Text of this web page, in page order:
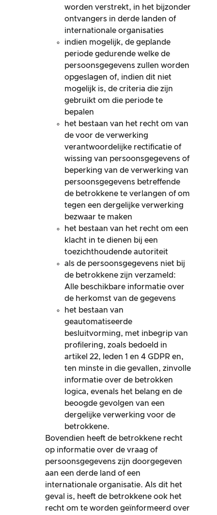
worden verstrekt, in het bijzonder
ontvangers in derde landen of
internationale organisaties
indien mogelijk, de geplande
periode gedurende welke de
persoonsgegevens zullen worden
opgeslagen of, indien dit niet
mogelijk is, de criteria die zijn
gebruikt om die periode te
bepalen
het bestaan van het recht om van
de voor de verwerking
verantwoordelijke rectificatie of
wissing van persoonsgegevens of
beperking van de verwerking van
persoonsgegevens betreffende
de betrokkene te verlangen of om
tegen een dergelijke verwerking
bezwaar te maken
het bestaan van het recht om een
klacht in te dienen bij een
toezichthoudende autoriteit
als de persoonsgegevens niet bij
de betrokkene zijn verzameld:
Alle beschikbare informatie over
de herkomst van de gegevens
het bestaan van
geautomatiseerde
besluitvorming, met inbegrip van
profilering, zoals bedoeld in
artikel 22, leden 1 en 4 GDPR en,
ten minste in die gevallen, zinvolle
informatie over de betrokken
logica, evenals het belang en de
beoogde gevolgen van een
dergelijke verwerking voor de
betrokkene.
Bovendien heeft de betrokkene recht
op informatie over de vraag of
persoonsgegevens zijn doorgegeven
aan een derde land of een
internationale organisatie. Als dit het
geval is, heeft de betrokkene ook het
recht om te worden geïnformeerd over